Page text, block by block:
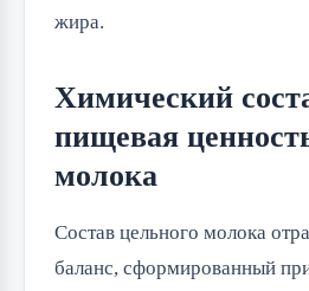
жира.
Химический
пищевая
молока
Состав цельного молока
баланс, сформированный